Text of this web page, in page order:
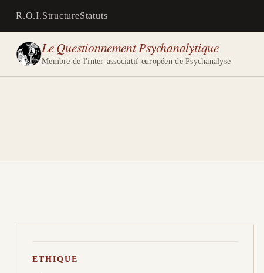
R.O.I.StructureStatuts
Le Questionnement Psychanalytique
Membre de l'inter-associatif européen de Psychanalyse
ETHIQUE